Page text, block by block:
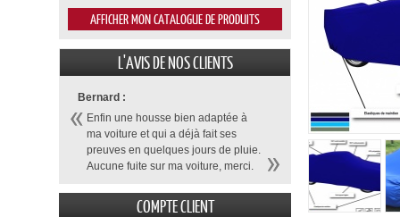
L'AVIS DE NOS CLIENTS
Bernard :
Enfin une housse bien adaptée à
ma voiture et qui a déjà fait ses
preuves en quelques jours de pluie.
Aucune fuite sur ma voiture, merci.
COMPTE CLIENT